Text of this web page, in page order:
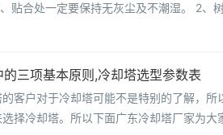
贴合处一定要保持无灰尘及不潮湿。 2、
三项基本原则,冷却塔选型参数表
客户对于冷却塔可能不是特别的了解，
择冷却塔。所以下面广东冷却塔厂家为大